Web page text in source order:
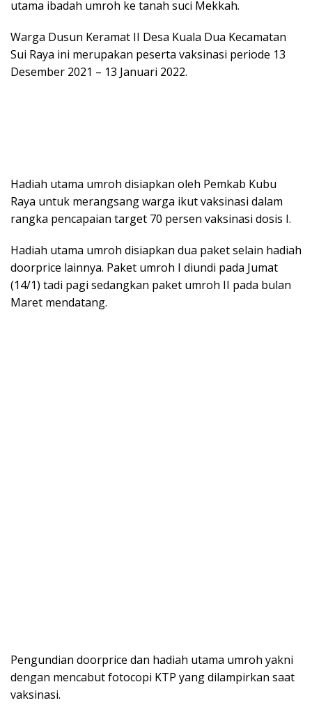
utama ibadah umroh ke tanah suci Mekkah.
Warga Dusun Keramat II Desa Kuala Dua Kecamatan
Sui Raya ini merupakan peserta vaksinasi periode 13
Desember 2021 – 13 Januari 2022.
Hadiah utama umroh disiapkan oleh Pemkab Kubu
Raya untuk merangsang warga ikut vaksinasi dalam
rangka pencapaian target 70 persen vaksinasi dosis I.
Hadiah utama umroh disiapkan dua paket selain hadiah
doorprice lainnya. Paket umroh I diundi pada Jumat
(14/1) tadi pagi sedangkan paket umroh II pada bulan
Maret mendatang.
Pengundian doorprice dan hadiah utama umroh yakni
dengan mencabut fotocopi KTP yang dilampirkan saat
vaksinasi.